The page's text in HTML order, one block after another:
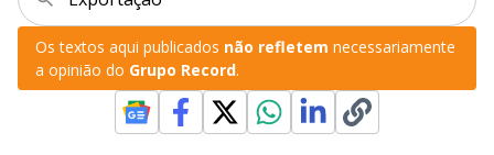
Os textos aqui publicados não refletem necessariamente
a opinião do Grupo Record.